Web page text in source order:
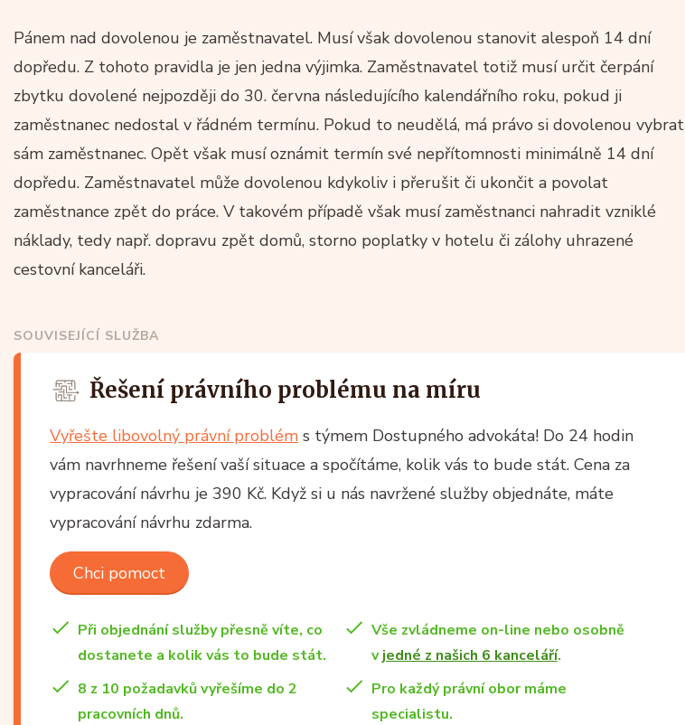
Pánem nad dovolenou je zaměstnavatel. Musí však dovolenou stanovit alespoň 14 dní
dopředu. Z tohoto pravidla je jen jedna výjimka. Zaměstnavatel totiž musí určit čerpání
zbytku dovolené nejpozději do 30. června následujícího kalendářního roku, pokud ji
zaměstnanec nedostal v řádném termínu. Pokud to neudělá, má právo si dovolenou vybrat
sám zaměstnanec. Opět však musí oznámit termín své nepřítomnosti minimálně 14 dní
dopředu. Zaměstnavatel může dovolenou kdykoliv i přerušit či ukončit a povolat
zaměstnance zpět do práce. V takovém případě však musí zaměstnanci nahradit vzniklé
náklady, tedy např. dopravu zpět domů, storno poplatky v hotelu či zálohy uhrazené
cestovní kanceláři.
SOUVISEJÍCÍ SLUŽBA
Řešení právního problému na míru
Vyřešte libovolný právní problém s týmem Dostupného advokáta! Do 24 hodin
vám navrhneme řešení vaší situace a spočítáme, kolik vás to bude stát. Cena za
vypracování návrhu je 390 Kč. Když si u nás navržené služby objednáte, máte
vypracování návrhu zdarma.
Chci pomoct
Při objednání služby přesně víte, co
dostanete a kolik vás to bude stát.
Vše zvládneme on-line nebo osobně
vjedné z našich 6 kanceláří.
8 z 10 požadavků vyřešíme do 2
pracovních dnů.
Pro každý právní obor máme
specialistu.